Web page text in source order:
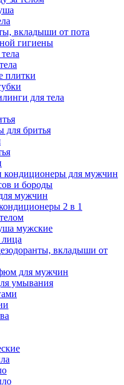
вкладыши от пота
гигиены
плитки
для тела
для бритья
кондиционеры для мужчин
и бороды
мужчин
2 в 1
мужские
вкладыши от
для мужчин
умывания